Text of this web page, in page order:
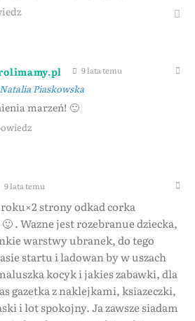
9 lata temu
Natalia Piaskowska
marzeń! 🙂
9 lata temu
strony odkad corka
. Wazne jest rozebranue dziecka,
warstwy ubranek, do tego
startu i ladowan by w uszach
kocyk i jakies zabawki, dla
gazetka z naklejkami, ksiazeczki,
i lot spokojny. Ja zawsze siadam